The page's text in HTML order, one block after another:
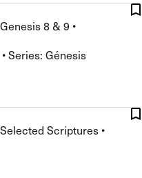
Genesis 8 & 9 •
Series: Génesis
Selected Scriptures •